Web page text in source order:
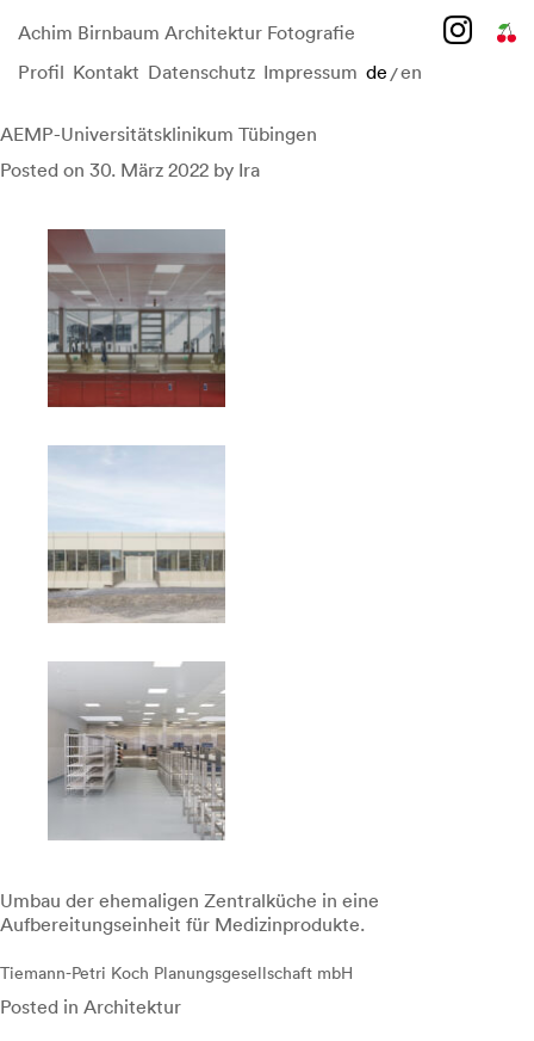
Achim Birnbaum Architektur Fotografie
Profil Kontakt Datenschutz Impressum de/en
Skip
content
AEMP-Universitätsklinikum Tübingen
Posted on 30. März 2022 by Ira
Umbau der ehemaligen Zentralküche in eine
Aufbereitungseinheit für Medizinprodukte.
Tiemann-Petri Koch Planungsgesellschaft mbH
Posted in Architektur